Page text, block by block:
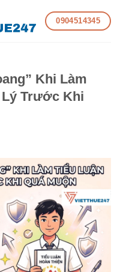
0904514345
Khi Làm
Lý Trước Khi